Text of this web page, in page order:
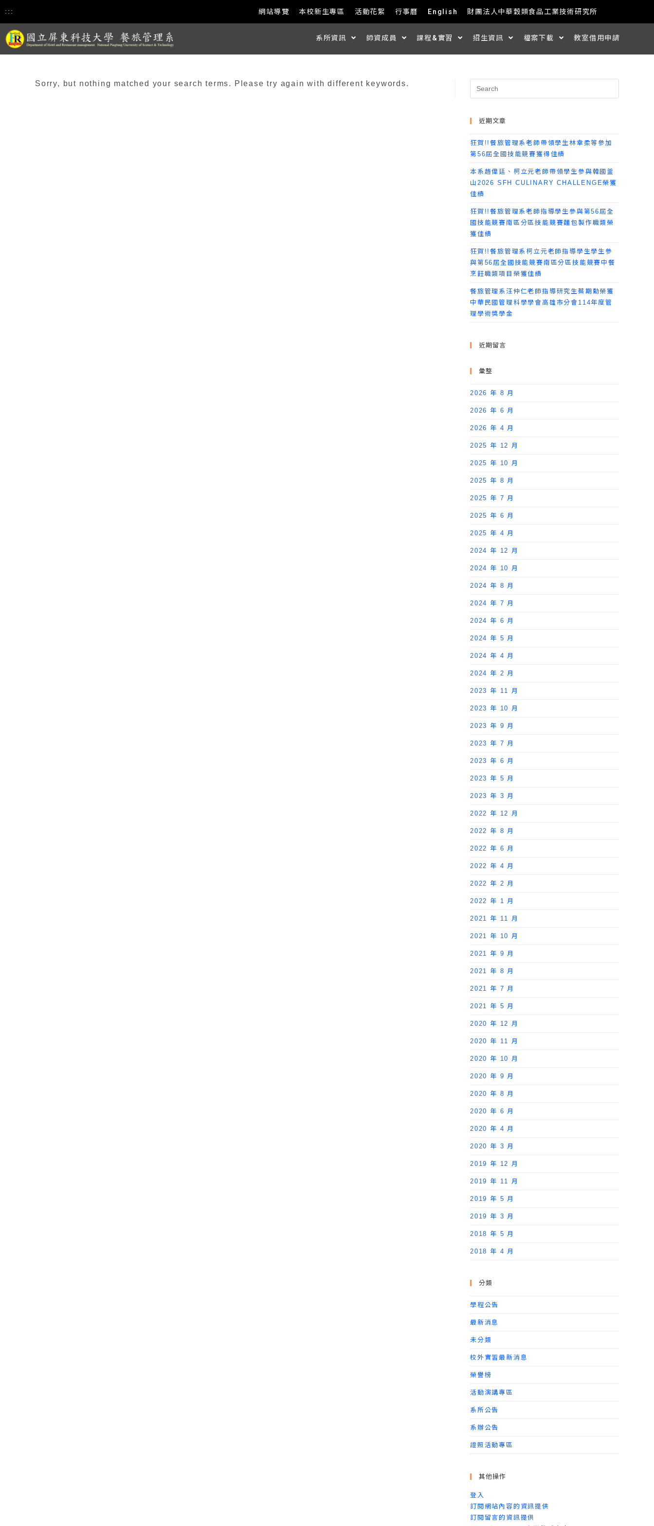
::: 網站導覽 本校新生專區 活動花絮 行事曆 English 財團法人中華穀類食品工業技術研究所
系所資訊 師資成員 課程&實習 招生資訊 檔案下載 教室借用申請
Sorry, but nothing matched your search terms. Please try again with different keywords.
近期文章
狂賀!!餐旅管理系老師帶領學生林幸柔等參加
第56屆全國技能競賽獲得佳績
本系趙偉廷、柯立元老師帶領學生參與韓國釜
山2026 SFH CULINARY CHALLENGE榮獲
佳績
狂賀!!餐旅管理系老師指導學生參與第56屆全
國技能競賽南區分區技能競賽麵包製作職類榮
獲佳績
狂賀!!餐旅管理系柯立元老師指導學生學生參
與第56屆全國技能競賽南區分區技能競賽中餐
烹飪職類項目榮獲佳績
餐旅管理系汪仲仁老師指導研究生蔡期勳榮獲
中華民國管理科學學會高雄市分會114年度管
理學術獎學金
近期留言
彙整
2026 年 8 月
2026 年 6 月
2026 年 4 月
2025 年 12 月
2025 年 10 月
2025 年 8 月
2025 年 7 月
2025 年 6 月
2025 年 4 月
2024 年 12 月
2024 年 10 月
2024 年 8 月
2024 年 7 月
2024 年 6 月
2024 年 5 月
2024 年 4 月
2024 年 2 月
2023 年 11 月
2023 年 10 月
2023 年 9 月
2023 年 7 月
2023 年 6 月
2023 年 5 月
2023 年 3 月
2022 年 12 月
2022 年 8 月
2022 年 6 月
2022 年 4 月
2022 年 2 月
2022 年 1 月
2021 年 11 月
2021 年 10 月
2021 年 9 月
2021 年 8 月
2021 年 7 月
2021 年 5 月
2020 年 12 月
2020 年 11 月
2020 年 10 月
2020 年 9 月
2020 年 8 月
2020 年 6 月
2020 年 4 月
2020 年 3 月
2019 年 12 月
2019 年 11 月
2019 年 5 月
2019 年 3 月
2018 年 5 月
2018 年 4 月
分類
學程公告
最新消息
未分類
校外實習最新消息
榮譽榜
活動演講專區
系所公告
系辦公告
證照活動專區
其他操作
登入
訂閱網站內容的資訊提供
訂閱留言的資訊提供